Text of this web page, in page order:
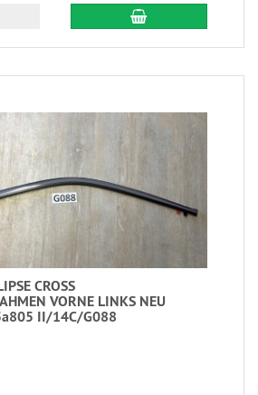
CROSS
VORNE LINKS NEU
II/14C/G088